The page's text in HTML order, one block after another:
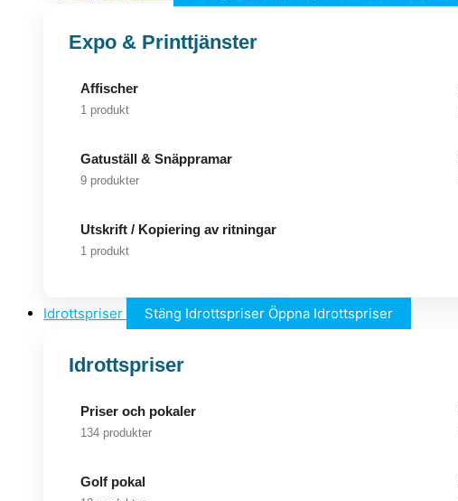
Expo & Printtjänster
Affischer
1 produkt
Gatuställ & Snäppramar
9 produkter
Utskrift / Kopiering av ritningar
1 produkt
Idrottspriser Stäng Idrottspriser Öppna Idrottspriser
Idrottspriser
Priser och pokaler
134 produkter
Golf pokal